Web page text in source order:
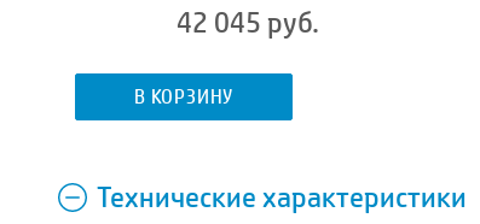
42 045 руб.
В КОРЗИНУ
Технические характеристики